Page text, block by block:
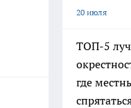
20 июля
ТОП-5
где